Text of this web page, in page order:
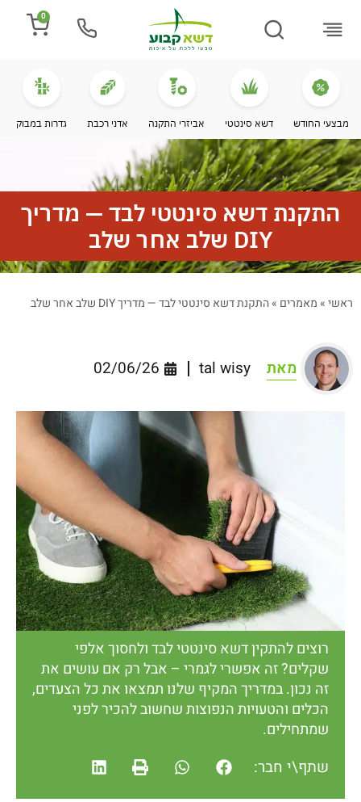
0
מבצעי החודש דשא סינטטי אביזרי התקנה אדני רכבת גדרות במבוק
התקנת דשא סינטטי לבד — מדריך
DIY שלב אחר שלב
ראשי»מאמרים »התקנת דשא סינטטי לבד — מדריך DIY שלב אחר שלב
מאת 02/06/26
רוצים להתקין דשא סינטטי לבד ולחסוך אלפי
שקלים? זה אפשרי לגמרי – אבל רק אם עושים את
זה נכון. במדריך המקיף שלנו תמצאו את כל הצעדים,
הכלים והטעויות הנפוצות שחשוב להכיר לפני
שמתחילים.
שתף\י חבר: